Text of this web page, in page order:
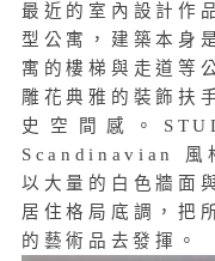
最近的室內設計作
型公寓，建築本身
寓的樓梯與走道等
雕花典雅的裝飾扶
史空間感。
Scandinavian 風
以大量的白色牆面
居住格局底調，把
的藝術品去發揮。